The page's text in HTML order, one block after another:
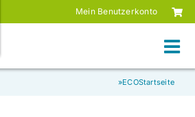
Mein Benutzerkonto
Startseite
»ECO